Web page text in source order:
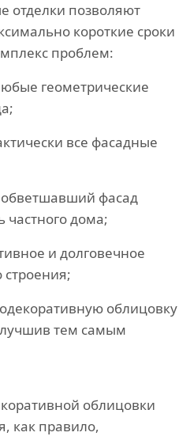
отделки позволяют
короткие сроки
проблем:
геометрические
все фасадные
фасад
частного дома;
и долговечное
облицовку
тем самым
облицовки
как правило,